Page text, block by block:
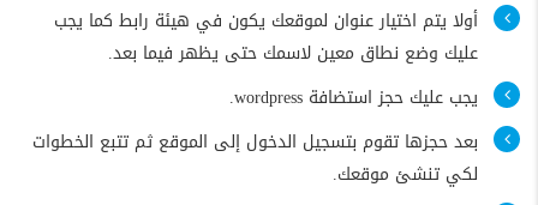
أولا يتم اختيار عنوان لموقعك يكون في هيئة رابط كما يجب
عليك وضع نطاق معين لاسمك حتى يظهر فيما بعد.
يجب عليك حجز استضافة wordpress.
بعد حجزها تقوم بتسجيل الدخول إلى الموقع ثم تتبع الخطوات
لكي تنشئ موقعك.